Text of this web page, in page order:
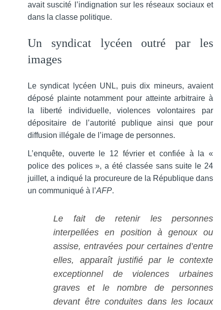
avait suscité l’indignation sur les réseaux sociaux et
dans la classe politique.
Un syndicat lycéen outré par les
images
Le syndicat lycéen UNL, puis dix mineurs, avaient
déposé plainte notamment pour atteinte arbitraire à
la liberté individuelle, violences volontaires par
dépositaire de l’autorité publique ainsi que pour
diffusion illégale de l’image de personnes.
L’enquête, ouverte le 12 février et confiée à la «
police des polices », a été classée sans suite le 24
juillet, a indiqué la procureure de la République dans
un communiqué à l’AFP.
Le fait de retenir les personnes
interpellées en position à genoux ou
assise, entravées pour certaines d’entre
elles, apparaît justifié par le contexte
exceptionnel de violences urbaines
graves et le nombre de personnes
devant être conduites dans les locaux